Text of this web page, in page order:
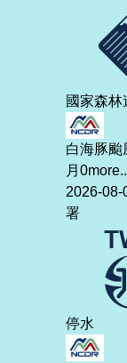
國家森林
白海豚颱
月0
2026-08-
署
停水